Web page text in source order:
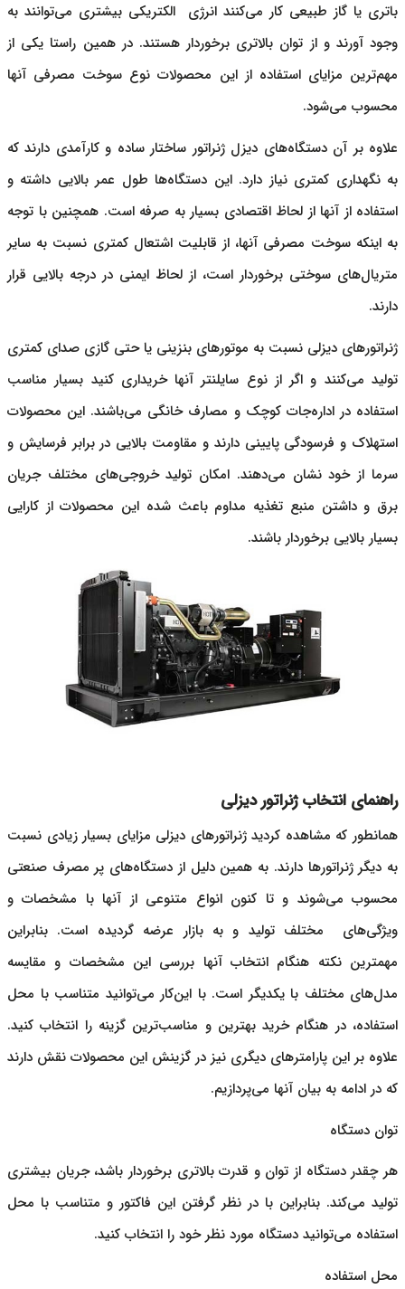
باتری یا گاز طبیعی کار می‌کنند انرژی الکتریکی بیشتری می‌توانند به
وجود آورند و از توان بالاتری برخوردار هستند. در همین راستا یکی از
مهم‌ترین مزایای استفاده از این محصولات نوع سوخت مصرفی آنها
محسوب می‌شود.
علاوه بر آن دستگاه‌های دیزل ژنراتورساختار ساده و کارآمدی دارند که
به نگهداری کمتری نیاز دارد. این دستگاه‌ها طول عمر بالایی داشته و
استفاده از آنها از لحاظ اقتصادی بسیار به صرفه است. همچنین با توجه
به اینکه سوخت مصرفی آنها، از قابلیت اشتعال کمتری نسبت به سایر
متریال‌های سوختی برخوردار است، از لحاظ ایمنی در درجه بالایی قرار
دارند.
ژنراتورهای دیزلینسبت به موتورهای بنزینی یا حتی گازی صدای کمتری
تولید می‌کنند و اگر از نوع سایلنتر آنها خریداری کنید بسیار مناسب
استفاده در اداره‌جات کوچک و مصارف خانگی می‌باشند. این محصولات
استهلاک و فرسودگی پایینی دارند و مقاومت بالایی در برابر فرسایش و
سرما از خود نشان می‌دهند. امکان تولید خروجی‌های مختلف جریان
برق و داشتن منبع تغذیه مداوم باعث شده این محصولات از کارایی
بسیار بالایی برخوردار باشند.
راهنمای انتخاب ژنراتور دیزلی
همانطور که مشاهده کردیدژنراتورهای دیزلیمزایای بسیار زیادی نسبت
به دیگر ژنراتورها دارند. به همین دلیل از دستگاه‌های پر مصرف صنعتی
محسوب می‌شوند و تا کنون انواع متنوعی از آنها با مشخصات و
ویژگی‌های مختلف تولید و به بازار عرضه گردیده است. بنابراین
مهمترین نکته هنگام انتخاب آنها بررسی این مشخصات و مقایسه
مدل‌های مختلف با یکدیگر است. با این‌کار می‌توانید متناسب با محل
استفاده، در هنگام خرید بهترین و مناسب‌ترین گزینه را انتخاب کنید.
علاوه بر این پارامترهای دیگری نیز در گزینش این محصولات نقش دارند
که در ادامه به بیان آنها می‌پردازیم.
توان دستگاه
هر چقدر دستگاه از توان و قدرت بالاتری برخوردار باشد، جریان بیشتری
تولید می‌کند. بنابراین با در نظر گرفتن این فاکتور و متناسب با محل
استفاده می‌توانید دستگاه مورد نظر خود را انتخاب کنید.
محل استفاده